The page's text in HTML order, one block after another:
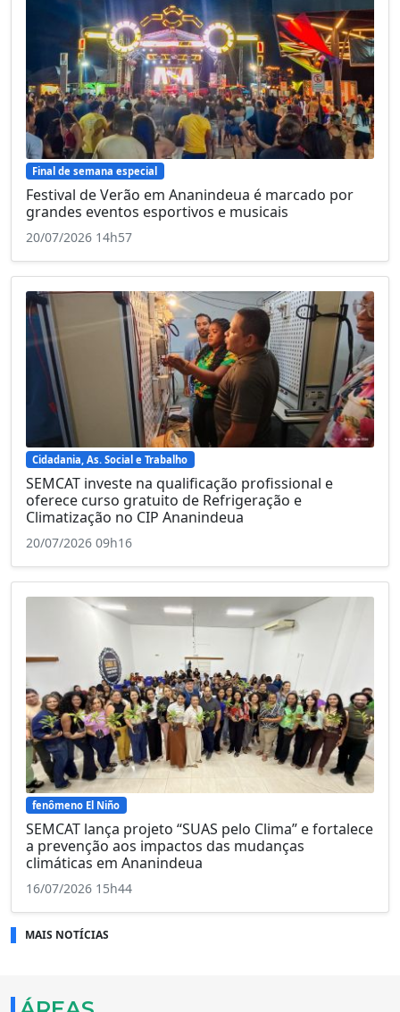
Final de semana especial
Festival de Verão em Ananindeua é marcado por
grandes eventos esportivos e musicais
20/07/2026 14h57
Cidadania, As. Social e Trabalho
SEMCAT investe na qualificação profissional e
oferece curso gratuito de Refrigeração e
Climatização no CIP Ananindeua
20/07/2026 09h16
fenômeno El Niño
SEMCAT lança projeto “SUAS pelo Clima” e fortalece
a prevenção aos impactos das mudanças
climáticas em Ananindeua
16/07/2026 15h44
MAIS NOTÍCIAS